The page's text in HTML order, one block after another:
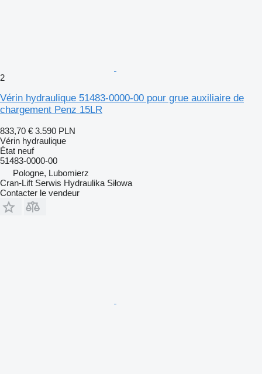
2
Vérin hydraulique 51483-0000-00 pour grue auxiliaire de
chargement Penz 15LR
833,70 € 3.590 PLN
Vérin hydraulique
État neuf
51483-0000-00
Pologne, Lubomierz
Cran-Lift Serwis Hydraulika Siłowa
Contacter le vendeur